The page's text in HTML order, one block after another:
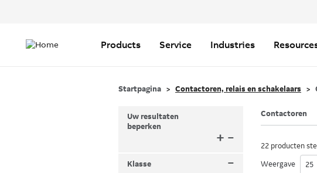
navigation
Products Service Industries
Startpagina Contactoren, relais en schakelaars
Contactoren
22 producten
Weergave 25
Uw resultaten
beperken
–
+
Klasse –